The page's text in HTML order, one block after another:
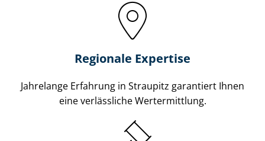
Regionale Expertise
Jahrelange Erfahrung in Straupitz garantiert Ihnen
eine verlässliche Wertermittlung.